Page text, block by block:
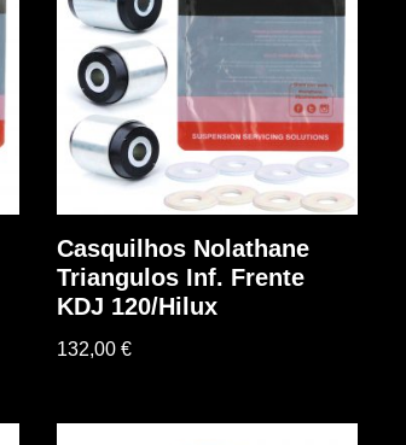
Casquilhos Nolathane
Triangulos Inf. Frente
KDJ 120/Hilux
132,00 €